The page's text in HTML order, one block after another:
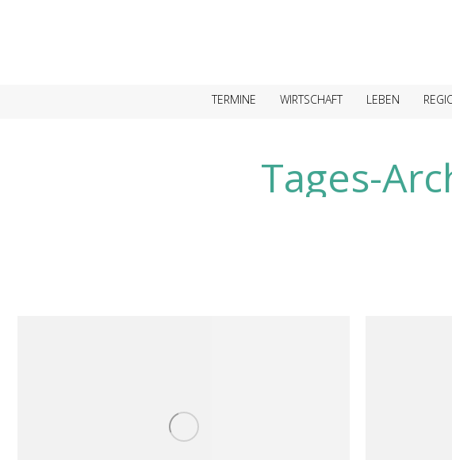
TERMINE WIRTSCHAFT LEBEN
Tages-